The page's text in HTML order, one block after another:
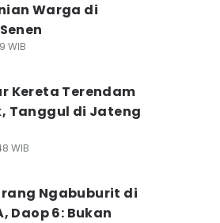
Warga di
WIB
Kereta Terendam
Tanggul di Jateng
WIB
Ngabuburit di
Daop 6: Bukan